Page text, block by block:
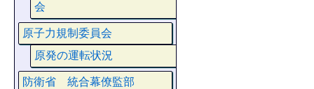
会
原子力規制委員会
原発の運転状況
防衛省 統合幕僚監部